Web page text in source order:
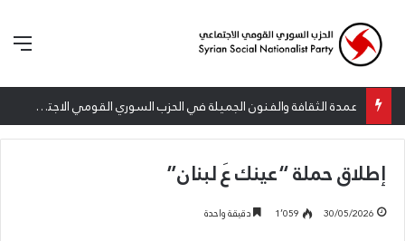
عمدة الثقافة والفنون الجميلة في الحزب السوري القومي الاجتماعي تعلن نتائج الدورة الخامسة من جائزة أنطون سعاده الأدبية
إطلاق حملة “عينك عَ لبنان”
30/05/2026 1٬059 دقيقة واحدة